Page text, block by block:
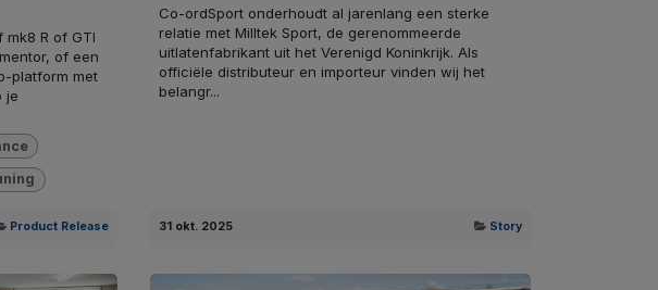
R of GTI
of een
platform met
je
Product Release
Co-ordSport onderhoudt al jarenlang een sterke
relatie met Milltek Sport, de gerenommeerde
uitlatenfabrikant uit het Verenigd Koninkrijk. Als
officiële distributeur en importeur vinden wij het
belangr...
31 okt. 2025 Story